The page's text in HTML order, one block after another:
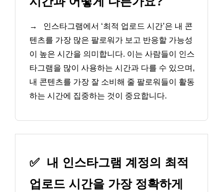
→
인스타그램에서 ‘최적 업로드 시간’은 내 콘
텐츠를 가장 많은 팔로워가 보고 반응할 가능성
이 높은 시간을 의미합니다. 이는 사람들이 인스
타그램을 많이 사용하는 시간과 다를 수 있으며,
내 콘텐츠를 가장 잘 소비해 줄 팔로워들이 활동
하는 시간에 집중하는 것이 중요합니다.
✅ 내 인스타그램 계정의 최적
업로드 시간을 가장 정확하게